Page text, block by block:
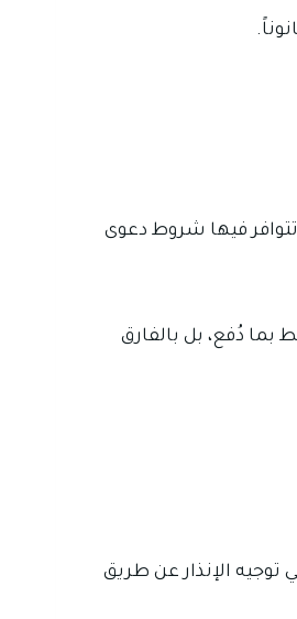
تتوافر فيها شروط دعوى
دُفع، بل بالفارق
الإنذار عن طريق